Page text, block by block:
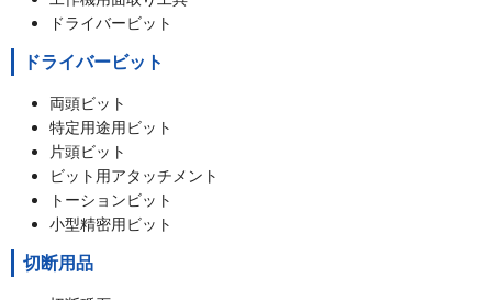
ドライバービット
ドライバービット
両頭ビット
特定用途用ビット
片頭ビット
ビット用アタッチメント
トーションビット
小型精密用ビット
切断用品